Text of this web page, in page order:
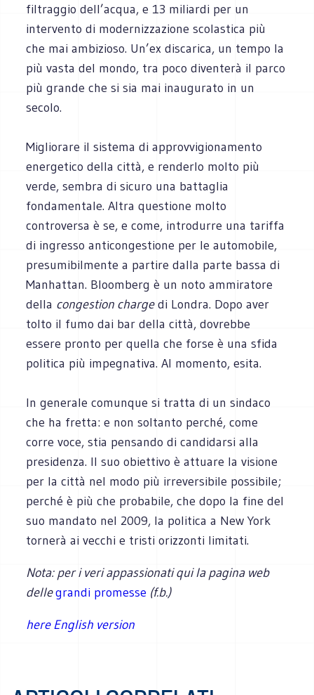
filtraggio dell’acqua, e 13 miliardi per un
intervento di modernizzazione scolastica più
che mai ambizioso. Un’ex discarica, un tempo la
più vasta del mondo, tra poco diventerà il parco
più grande che si sia mai inaugurato in un
secolo.
Migliorare il sistema di approvvigionamento
energetico della città, e renderlo molto più
verde, sembra di sicuro una battaglia
fondamentale. Altra questione molto
controversa è se, e come, introdurre una tariffa
di ingresso anticongestione per le automobile,
presumibilmente a partire dalla parte bassa di
Manhattan. Bloomberg è un noto ammiratore
della congestion chargedi Londra. Dopo aver
tolto il fumo dai bar della città, dovrebbe
essere pronto per quella che forse è una sfida
politica più impegnativa. Al momento, esita.
In generale comunque si tratta di un sindaco
che ha fretta: e non soltanto perché, come
corre voce, stia pensando di candidarsi alla
presidenza. Il suo obiettivo è attuare la visione
per la città nel modo più irreversibile possibile;
perché è più che probabile, che dopo la fine del
suo mandato nel 2009, la politica a New York
tornerà ai vecchi e tristi orizzonti limitati.
Nota: per i veri appassionati qui la pagina web
dellegrandi promesse (f.b.)
here English version